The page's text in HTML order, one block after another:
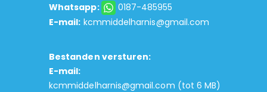
Whatsapp:
0187-485955
E-mail: kcmmiddelharnis@gmail.com
Bestanden versturen:
E-mail:
kcmmiddelharnis@gmail.com (tot 6 MB)